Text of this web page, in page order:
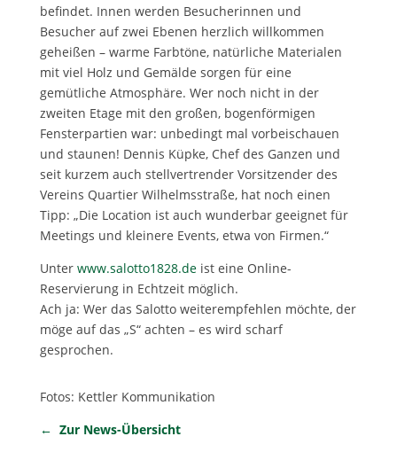
befindet. Innen werden Besucherinnen und
Besucher auf zwei Ebenen herzlich willkommen
geheißen – warme Farbtöne, natürliche Materialen
mit viel Holz und Gemälde sorgen für eine
gemütliche Atmosphäre. Wer noch nicht in der
zweiten Etage mit den großen, bogenförmigen
Fensterpartien war: unbedingt mal vorbeischauen
und staunen! Dennis Küpke, Chef des Ganzen und
seit kurzem auch stellvertrender Vorsitzender des
Vereins Quartier Wilhelmsstraße, hat noch einen
Tipp: „Die Location ist auch wunderbar geeignet für
Meetings und kleinere Events, etwa von Firmen.“
Unter www.salotto1828.deist eine Online-
Reservierung in Echtzeit möglich.
Ach ja: Wer das Salotto weiterempfehlen möchte, der
möge auf das „S“ achten – es wird scharf
gesprochen.
Fotos: Kettler Kommunikation
← Zur News-Übersicht